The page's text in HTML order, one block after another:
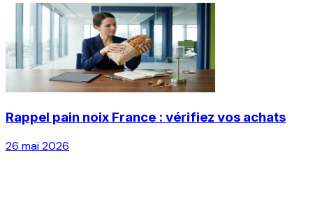
Rappel pain noix France : vérifiez vos achats
26 mai 2026